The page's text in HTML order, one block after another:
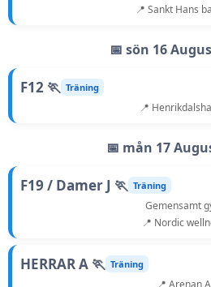
📍 Sankt Hans
📅 sön 16
F12 🏃 Träning
📍
📅 mån 17
F19 / Damer J 🏃 Träning
Gemensamt
📍 Nordic
HERRAR A 🏃 Träning
📍 Arenan A